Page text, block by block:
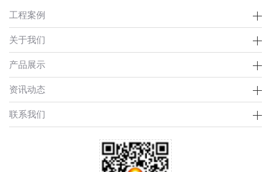
工程案例
关于我们
产品展示
资讯动态
联系我们